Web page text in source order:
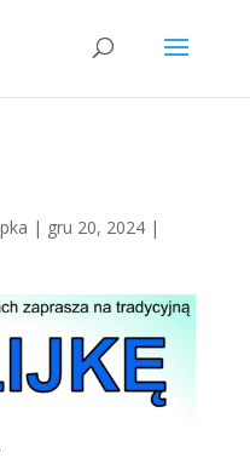
| gru 20, 2024|